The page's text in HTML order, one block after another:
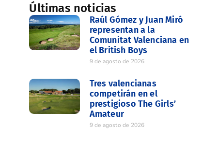
Últimas noticias
Raúl Gómez y Juan Miró
representan a la
Comunitat Valenciana en
el British Boys
9 de agosto de 2026
Tres valencianas
competirán en el
prestigioso The Girls’
Amateur
9 de agosto de 2026